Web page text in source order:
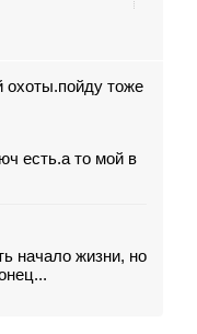
охоты.пойду тоже
есть.а то мой в
начало жизни, но